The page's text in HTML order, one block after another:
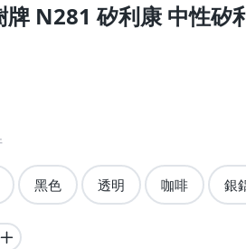
牌 N281 矽利康 中性矽
黑色 透明 咖啡 銀